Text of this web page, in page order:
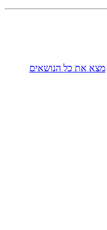
מצא את כל הנושאים